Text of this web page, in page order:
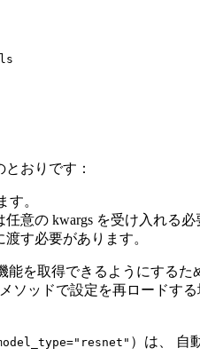
おりです：
す。
任意の kwargs を受け入れる必
渡す必要があります。
能を取得できるようにするた
メソッドで設定を再ロードす
）は、 自